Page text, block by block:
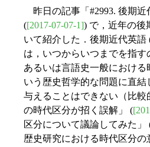
昨日の記事「#2993. 後期近
([2017-07-07-1]) で，近年の後
いて紹介した．後期近代英語
は，いつからいつまでを指
あるいは言語史一般における
いう歴史哲学的な問題に直
与えることはできない（比較
の時代区分が招く誤解」 (
区分について議論してみた」
歴史研究における時代区分の